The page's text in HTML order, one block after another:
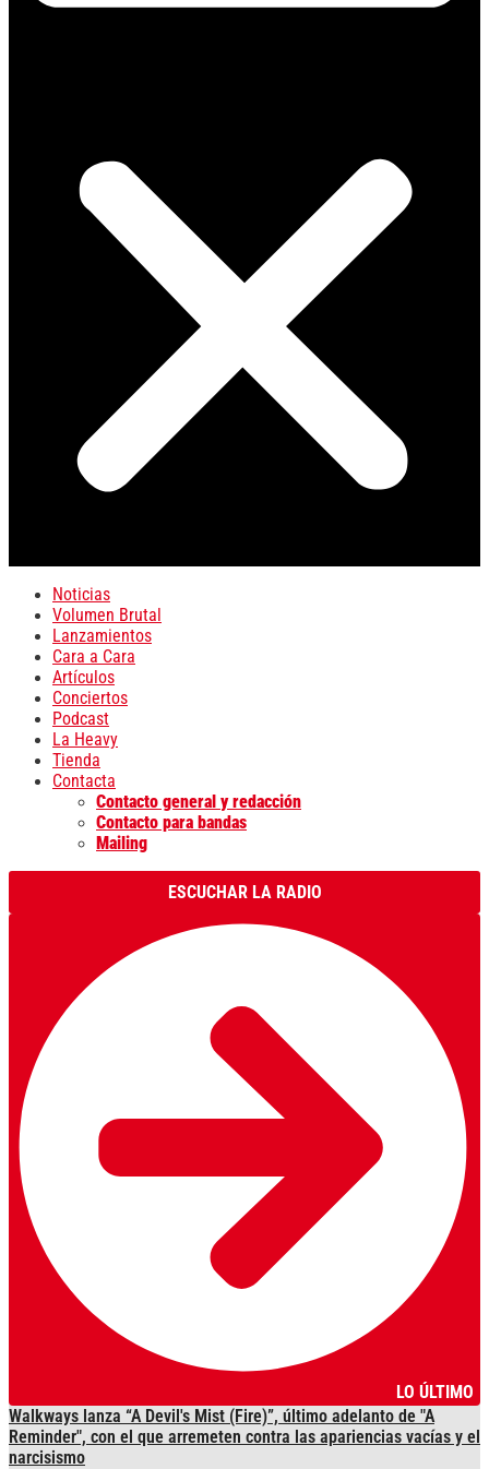
Noticias
Volumen Brutal
Lanzamientos
Cara a Cara
Artículos
Conciertos
Podcast
La Heavy
Tienda
Contacta
Contacto general y redacción
Contacto para bandas
Mailing
ESCUCHAR LA RADIO
LO ÚLTIMO
Walkways lanza “A Devil's Mist (Fire)”, último adelanto de "A
Reminder", con el que arremeten contra las apariencias vacías y el
narcisismo